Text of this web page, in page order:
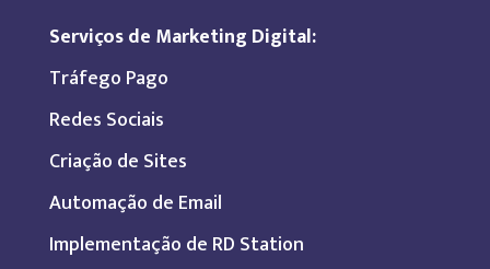
Serviços de Marketing Digital:
Tráfego Pago
Redes Sociais
Criação de Sites
Automação de Email
Implementação de RD Station